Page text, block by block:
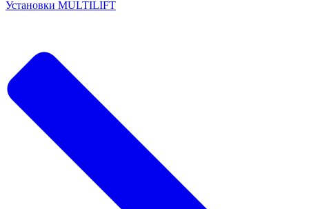
Установки MULTILIFT